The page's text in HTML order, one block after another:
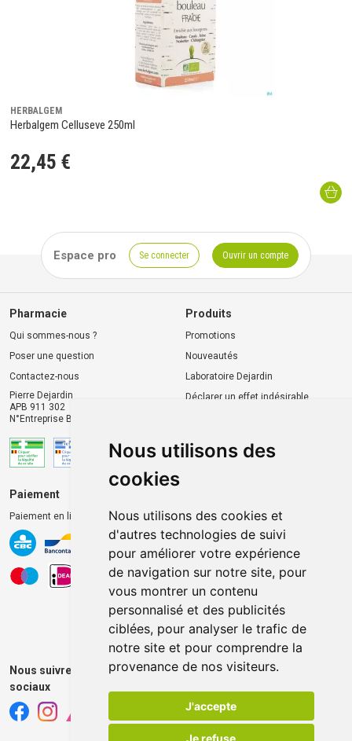
Nous utilisons des
cookies
Nous utilisons des cookies et
d'autres technologies de suivi
pour améliorer votre expérience
de navigation sur notre site, pour
vous montrer un contenu
personnalisé et des publicités
ciblées, pour analyser le trafic de
notre site et pour comprendre la
provenance de nos visiteurs.
J'accepte
Je refuse
HERBALGEM
Herbalgem Celluseve 250ml
22,45 €
Espace pro Se connecter Ouvrir un compte
Pharmacie
Qui sommes-nous ?
Poser une question
Contactez-nous
Pierre Dejardin
APB 911 302
N°Entreprise BE0446.901.764
Produits
Promotions
Nouveautés
Laboratoire Dejardin
Déclarer un effet indésirable
Paiement
Paiement en ligne 100% sécurisé
Livraison chez vous
Livraison dans un Point
d’enlèvement
Retrait dans la pharmacie
Retrait en casiers extérieurs
Nous suivre sur les réseaux
sociaux